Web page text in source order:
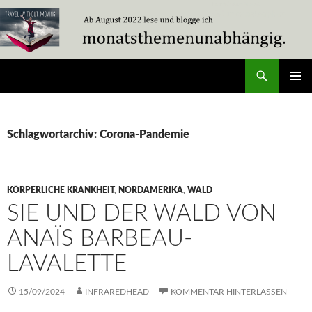
Zum
Inhalt
springen
Schlagwortarchiv: Corona-Pandemie
KÖRPERLICHE KRANKHEIT, NORDAMERIKA, WALD
SIE UND DER WALD VON
ANAÏS BARBEAU-
LAVALETTE
15/09/2024 INFRAREDHEAD KOMMENTAR HINTERLASSEN